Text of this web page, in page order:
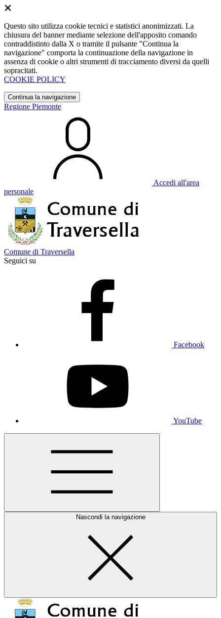
Questo sito utilizza cookie tecnici e statistici anonimizzati. La
chiusura del banner mediante selezione dell'apposito comando
contraddistinto dalla X o tramite il pulsante "Continua la
navigazione" comporta la continuazione della navigazione in
assenza di cookie o altri strumenti di tracciamento diversi da quelli
sopracitati.
COOKIE POLICY
Continua la navigazione
Regione Piemonte
Accedi all'area
personale
Comune di Traversella
Seguici su
Facebook
YouTube
Nascondi la navigazione